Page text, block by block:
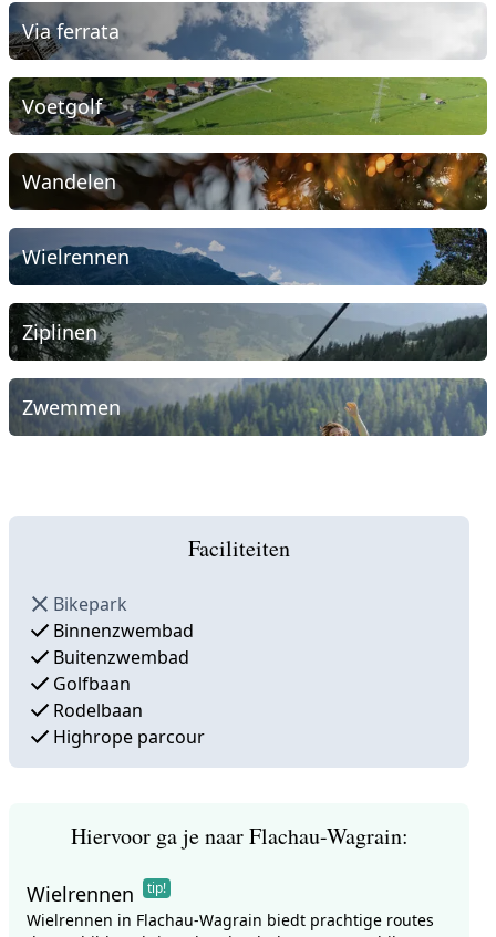
Via ferrata
Voetgolf
Wandelen
Wielrennen
Ziplinen
Zwemmen
Faciliteiten
Bikepark
Binnenzwembad
Buitenzwembad
Golfbaan
Rodelbaan
Highrope parcour
Hiervoor ga je naar Flachau-Wagrain:
Wielrennen tip!
Wielrennen in Flachau-Wagrain biedt prachtige routes